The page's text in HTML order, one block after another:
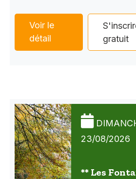
Voir le
détail
gratuit
23/08/2026
** Les